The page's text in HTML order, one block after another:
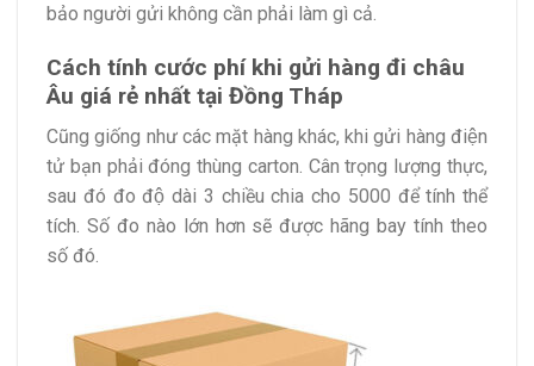
bảo người gửi không cần phải làm gì cả.
Cách tính cước phí khi gửi hàng đi châu
Âu giá rẻ nhất tại Đồng Tháp
Cũng giống như các mặt hàng khác, khi gửi hàng điện
tử bạn phải đóng thùng carton. Cân trọng lượng thực,
sau đó đo độ dài 3 chiều chia cho 5000 để tính thể
tích. Số đo nào lớn hơn sẽ được hãng bay tính theo
số đó.